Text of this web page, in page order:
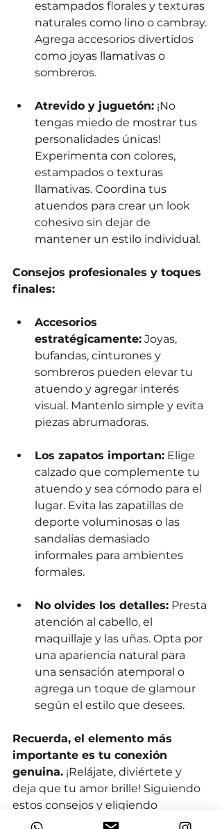
estampados florales y texturas
naturales como lino o cambray.
Agrega accesorios divertidos
como joyas llamativas o
sombreros.
Atrevido y juguetón: ¡No
tengas miedo de mostrar tus
personalidades únicas!
Experimenta con colores,
estampados o texturas
llamativas. Coordina tus
atuendos para crear un look
cohesivo sin dejar de
mantener un estilo individual.
Consejos profesionales y toques
finales:
Accesorios
estratégicamente: Joyas,
bufandas, cinturones y
sombreros pueden elevar tu
atuendo y agregar interés
visual. Mantenlo simple y evita
piezas abrumadoras.
Los zapatos importan: Elige
calzado que complemente tu
atuendo y sea cómodo para el
lugar. Evita las zapatillas de
deporte voluminosas o las
sandalias demasiado
informales para ambientes
formales.
No olvides los detalles: Presta
atención al cabello, el
maquillaje y las uñas. Opta por
una apariencia natural para
una sensación atemporal o
agrega un toque de glamour
según el estilo que desees.
Recuerda, el elemento más
importante es tu conexión
genuina. ¡Relájate, diviértete y
deja que tu amor brille! Siguiendo
estos consejos y eligiendo
atuendos que reflejen tu estilo